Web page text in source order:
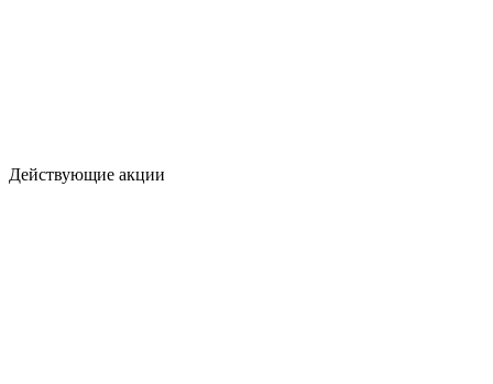
Действующие акции